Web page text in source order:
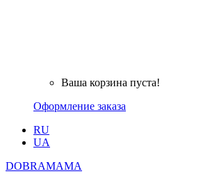
Ваша корзина пуста!
Оформление заказа
RU
UA
DOBRAMAMA